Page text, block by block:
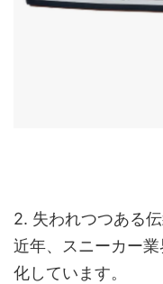
2. 失われつつある
近年、スニーカー
化しています。